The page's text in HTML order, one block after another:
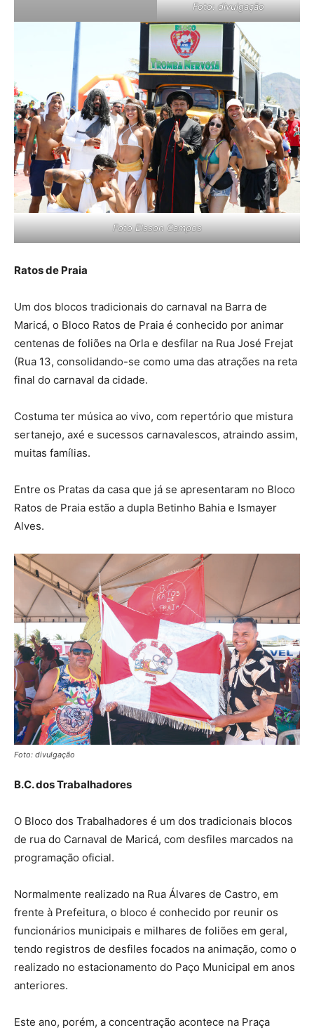
Foto: divulgação
Foto Elsson Campos
Ratos de Praia
Um dos blocos tradicionais do carnaval na Barra de
Maricá, o Bloco Ratos de Praia é conhecido por animar
centenas de foliões na Orla e desfilar na Rua José Frejat
(Rua 13, consolidando-se como uma das atrações na reta
final do carnaval da cidade.
Costuma ter música ao vivo, com repertório que mistura
sertanejo, axé e sucessos carnavalescos, atraindo assim,
muitas famílias.
Entre os Pratas da casa que já se apresentaram no Bloco
Ratos de Praia estão a dupla Betinho Bahia e Ismayer
Alves.
Foto: divulgação
B.C. dos Trabalhadores
O Bloco dos Trabalhadores é um dos tradicionais blocos
de rua do Carnaval de Maricá, com desfiles marcados na
programação oficial.
Normalmente realizado na Rua Álvares de Castro, em
frente à Prefeitura, o bloco é conhecido por reunir os
funcionários municipais e milhares de foliões em geral,
tendo registros de desfiles focados na animação, como o
realizado no estacionamento do Paço Municipal em anos
anteriores.
Este ano, porém, a concentração acontece na Praça